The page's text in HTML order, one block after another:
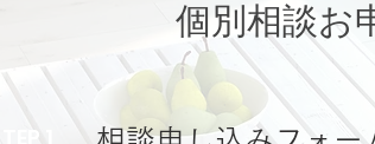
個別相談お
STEP 1